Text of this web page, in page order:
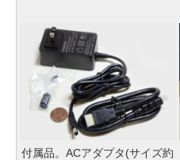
付属品。ACアダプタ(サイズ約